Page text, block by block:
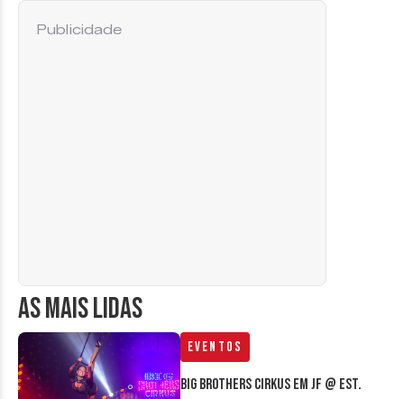
AS MAIS LIDAS
Eventos
Big Brothers Cirkus em JF @ Est.
Publicidade